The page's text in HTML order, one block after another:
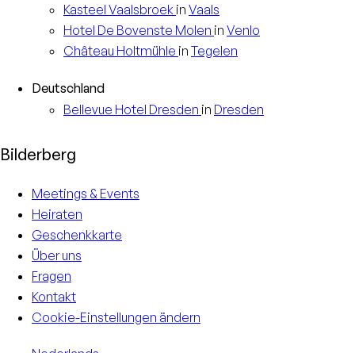
Kasteel Vaalsbroek in Vaals
Hotel De Bovenste Molen in Venlo
Château Holtmühle in Tegelen
Deutschland
Bellevue Hotel Dresden in Dresden
Bilderberg
Meetings & Events
Heiraten
Geschenkkarte
Über uns
Fragen
Kontakt
Cookie-Einstellungen ändern